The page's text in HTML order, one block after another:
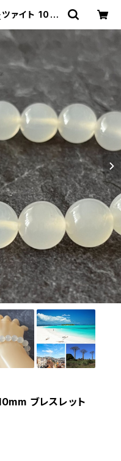
ァイト 10m
ブレスレット